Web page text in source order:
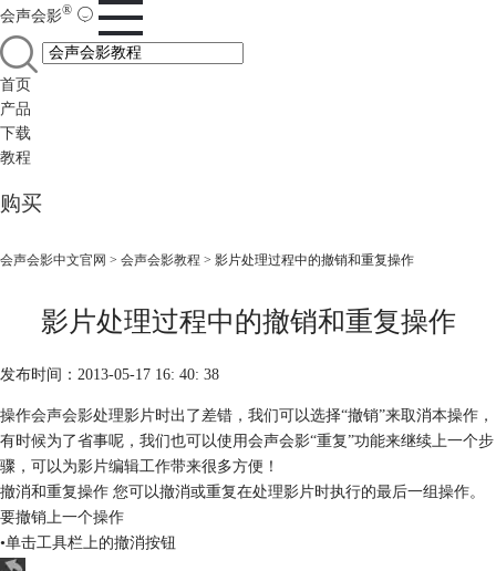
会声会影®
首页
产品
下载
教程
购买
会声会影中文官网 > 会声会影教程 > 影片处理过程中的撤销和重复操作
影片处理过程中的撤销和重复操作
发布时间：2013-05-17 16: 40: 38
操作会声会影处理影片时出了差错，我们可以选择“撤销”来取消本操作，
有时候为了省事呢，我们也可以使用会声会影“重复”功能来继续上一个步
骤，可以为影片编辑工作带来很多方便！
撤消和重复操作 您可以撤消或重复在处理影片时执行的最后一组操作。
要撤销上一个操作
•单击工具栏上的撤消按钮